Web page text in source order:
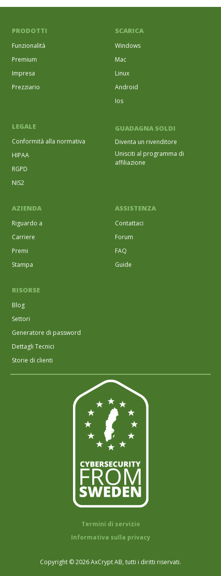
PRODOTTI
Funzionalità
Premium
Impresa
Prezziario
SCARICA
Windows
Mac
Linux
Android
Ios
LEGALE
Conformità alla normativa
HIPAA
RGPD
NIS2
GUADAGNA SOLDI
Diventa un rivenditore
Unisciti al programma di
affiliazione
AZIENDA
Riguardo a
Carriere
Premi
Stampa
ASSISTENZA
Contattaci
Forum
FAQ
Guide
RISORSE
Blog
Settori
Generatore di password
Dettagli Tecnici
Storie di clienti
Termini di servizio
Informativa sulla privacy
Copyright © 2026 AxCrypt AB, tutti i diritti riservati.